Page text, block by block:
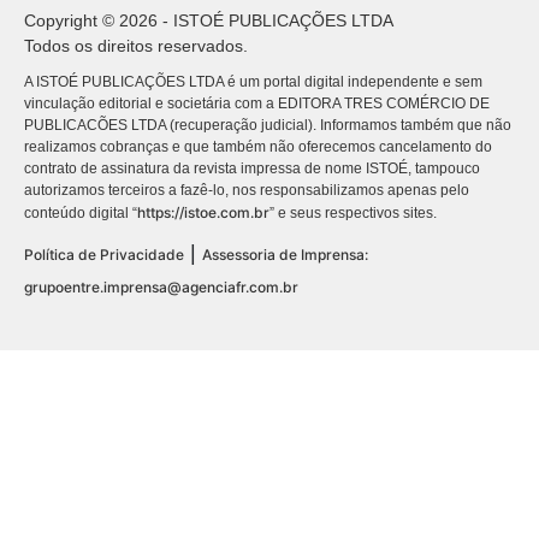
Copyright © 2026 - ISTOÉ PUBLICAÇÕES LTDA
Todos os direitos reservados.
A ISTOÉ PUBLICAÇÕES LTDA é um portal digital independente e sem
vinculação editorial e societária com a EDITORA TRES COMÉRCIO DE
PUBLICACÕES LTDA (recuperação judicial). Informamos também que não
realizamos cobranças e que também não oferecemos cancelamento do
contrato de assinatura da revista impressa de nome ISTOÉ, tampouco
autorizamos terceiros a fazê-lo, nos responsabilizamos apenas pelo
conteúdo digital “https://istoe.com.br” e seus respectivos sites.
Política de Privacidade
Assessoria de Imprensa:
grupoentre.imprensa@agenciafr.com.br